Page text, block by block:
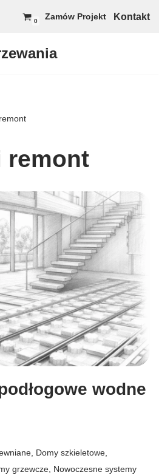
0 Zamów Projekt Kontakt
remont
wodne
Domy szkieletowe
grzewcze Nowoczesne systemy